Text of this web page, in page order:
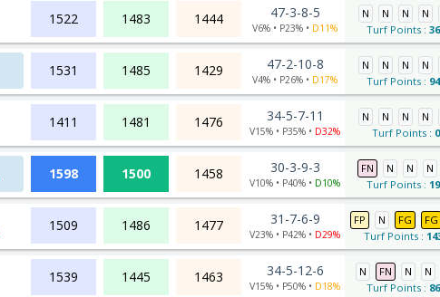
1522 1483 1444 47-3-8-5
V6% • P23% • D11%
N N N
N
Turf Points :
1531 1485 1429 47-2-10-8
V4% • P26% • D17%
N N N
N
Turf Points :
1411 1481 1476 34-5-7-11
V15% • P35% • D32%
N N N
N
Turf Points : 0
1598 1500 1458 30-3-9-3
V10% • P40% • D10%
FN N N
N
Turf Points :
1509 1486 1477 31-7-6-9
V23% • P42% • D29%
FP N FG
FG
Turf Points :
1539 1445 1463 34-5-12-6
V15% • P50% • D18%
N FN N
N
Turf Points :